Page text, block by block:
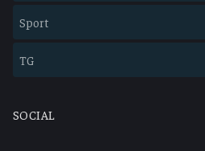
Sport
TG
SOCIAL